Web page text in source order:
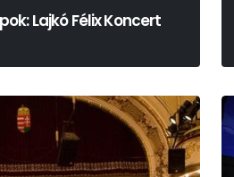
Lajkó Félix Koncert